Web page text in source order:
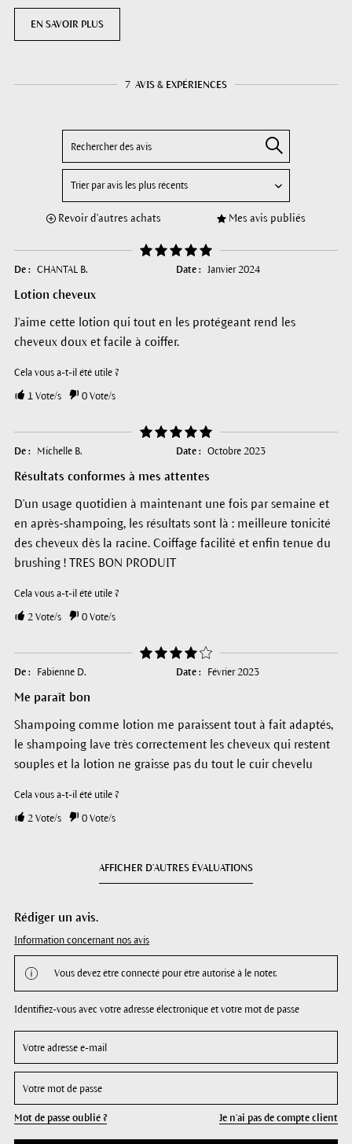
EN SAVOIR PLUS
7 AVIS & EXPÉRIENCES
Revoir d'autres achats Mes avis publiés
De : CHANTAL B. Date : Janvier 2024
Lotion cheveux
J'aime cette lotion qui tout en les protégeant rend les
cheveux doux et facile à coiffer.
Cela vous a-t-il été utile ?
1Vote/s 0Vote/s
De : Michelle B. Date : Octobre 2023
Résultats conformes à mes attentes
D'un usage quotidien à maintenant une fois par semaine et
en après-shampoing, les résultats sont là : meilleure tonicité
des cheveux dès la racine. Coiffage facilité et enfin tenue du
brushing ! TRES BON PRODUIT
Cela vous a-t-il été utile ?
2Vote/s 0Vote/s
De : Fabienne D. Date : Février 2023
Me paraît bon
Shampoing comme lotion me paraissent tout à fait adaptés,
le shampoing lave très correctement les cheveux qui restent
souples et la lotion ne graisse pas du tout le cuir chevelu
Cela vous a-t-il été utile ?
2Vote/s 0Vote/s
AFFICHER D'AUTRES ÉVALUATIONS
Rédiger un avis.
Information concernant nos avis
Vous devez être connecté pour être autorisé à le noter.
Identifiez-vous avec votre adresse électronique et votre mot de passe
Mot de passe oublié ? Je n'ai pas de compte client